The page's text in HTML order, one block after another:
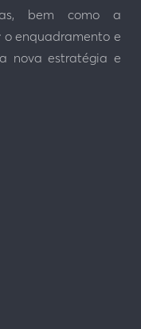
bem como a
o enquadramento e
nova estratégia e